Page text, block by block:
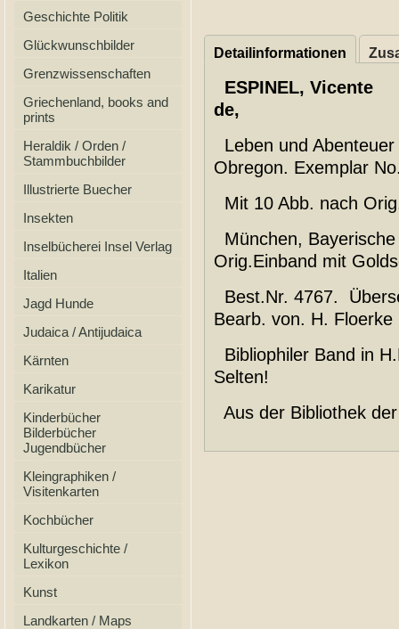
Geschichte Politik
Glückwunschbilder
Grenzwissenschaften
Griechenland, books and
prints
Heraldik / Orden /
Stammbuchbilder
Illustrierte Buecher
Insekten
Inselbücherei Insel Verlag
Italien
Jagd Hunde
Judaica / Antijudaica
Kärnten
Karikatur
Kinderbücher
Bilderbücher
Jugendbücher
Kleingraphiken /
Visitenkarten
Kochbücher
Kulturgeschichte /
Lexikon
Kunst
Landkarten / Maps
Detailinformationen
ESPINEL, Vicente
de,
Leben und
Obregon. Exemplar
Mit 10 Abb. nach
München,
Orig.Einband mit
Best.Nr. 4767.
Bearb. von. H.
Bibliophiler Band in
Selten!
Aus der Bibliothek